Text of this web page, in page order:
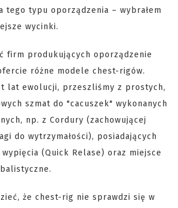
tego typu oporządzenia – wybrałem
wycinki.
firm produkujących oporządzenie
różne modele chest-rigów.
lat ewolucji, przeszliśmy z prostych,
szmat do "cacuszek" wykonanych
np. z Cordury (zachowującej
do wytrzymałości), posiadających
(Quick Relase) oraz miejsce
że chest-rig nie sprawdzi się w